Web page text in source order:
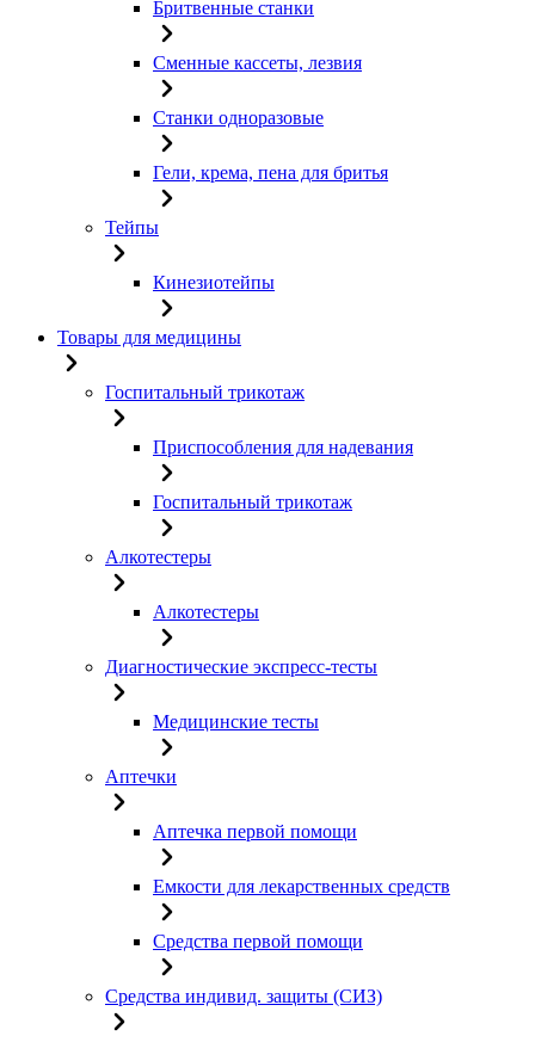
Бритвенные станки
Сменные кассеты, лезвия
Станки одноразовые
Гели, крема, пена для бритья
Тейпы
Кинезиотейпы
Товары для медицины
Госпитальный трикотаж
Приспособления для надевания
Госпитальный трикотаж
Алкотестеры
Алкотестеры
Диагностические экспресс-тесты
Медицинские тесты
Аптечки
Аптечка первой помощи
Емкости для лекарственных средств
Средства первой помощи
Средства индивид. защиты (СИЗ)